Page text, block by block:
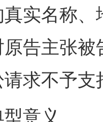
实名称
告主张
求不予支
意义